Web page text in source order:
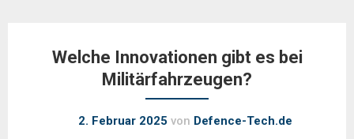
Welche Innovationen gibt es bei
Militärfahrzeugen?
2. Februar 2025 von Defence-Tech.de